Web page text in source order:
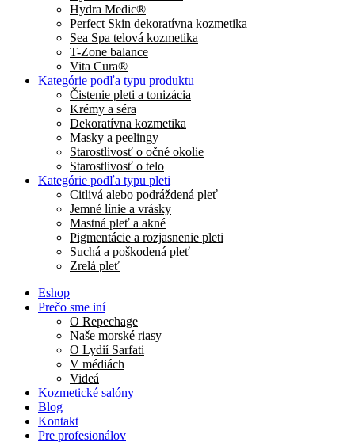
Hydra Medic®
Perfect Skin dekoratívna kozmetika
Sea Spa telová kozmetika
T-Zone balance
Vita Cura®
Kategórie podľa typu produktu
Čistenie pleti a tonizácia
Krémy a séra
Dekoratívna kozmetika
Masky a peelingy
Starostlivosť o očné okolie
Starostlivosť o telo
Kategórie podľa typu pleti
Citlivá alebo podráždená pleť
Jemné línie a vrásky
Mastná pleť a akné
Pigmentácie a rozjasnenie pleti
Suchá a poškodená pleť
Zrelá pleť
Eshop
Prečo sme iní
O Repechage
Naše morské riasy
O Lydií Sarfati
V médiách
Videá
Kozmetické salóny
Blog
Kontakt
Pre profesionálov